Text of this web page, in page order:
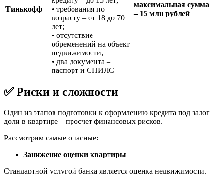
Тинькофф
• требования по
возрасту – от 18 до 70
лет;
• отсутствие
обременений на объект
недвижимости;
• два документа –
паспорт и СНИЛС
максимальная сумма
– 15 млн рублей
✅ Риски и сложности
Один из этапов подготовки к оформлению кредита под залог
доли в квартире – просчет финансовых рисков.
Рассмотрим самые опасные:
Занижение оценки квартиры
Стандартной услугой банка является оценка недвижимости.